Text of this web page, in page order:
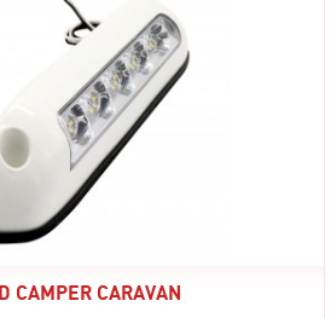
CAMPER CARAVAN